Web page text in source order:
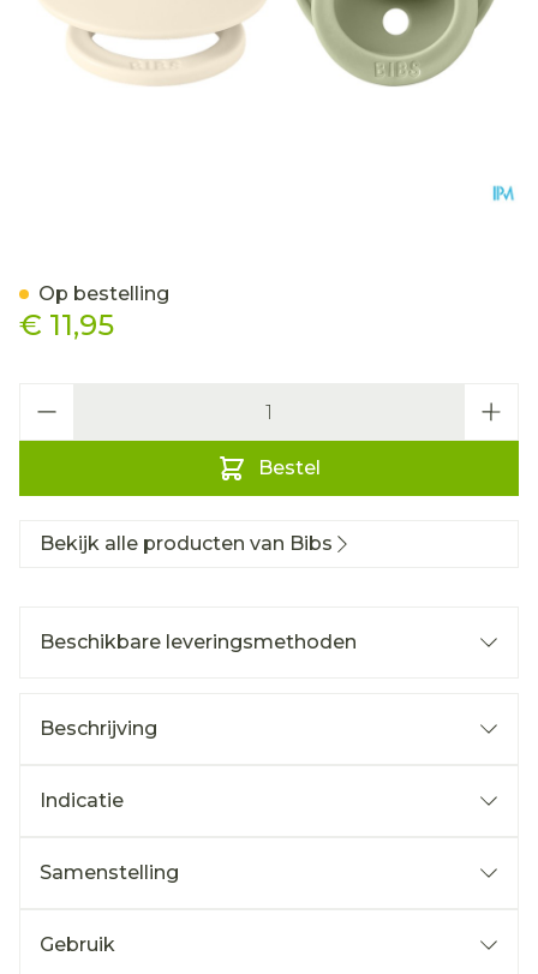
€ 11,95
Bestel
Op bestelling
Bekijk alle producten van Bibs
Beschikbare leveringsmethoden
Beschrijving
Indicatie
Samenstelling
Gebruik